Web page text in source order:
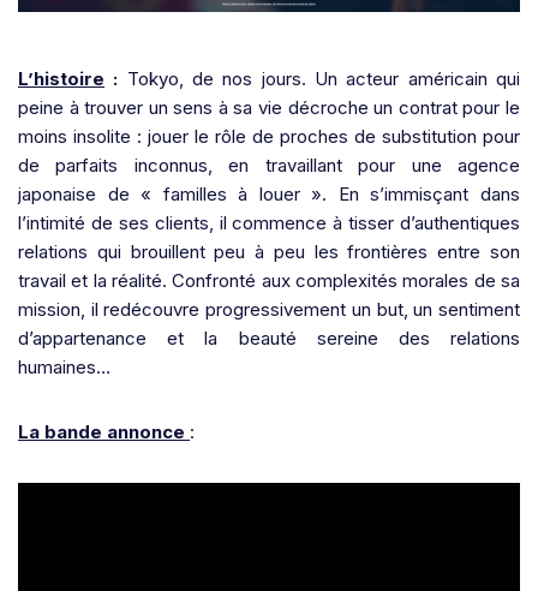
L’histoire : Tokyo, de nos jours. Un acteur américain qui
peine à trouver un sens à sa vie décroche un contrat pour le
moins insolite : jouer le rôle de proches de substitution pour
de parfaits inconnus, en travaillant pour une agence
japonaise de « familles à louer ». En s’immisçant dans
l’intimité de ses clients, il commence à tisser d’authentiques
relations qui brouillent peu à peu les frontières entre son
travail et la réalité. Confronté aux complexités morales de sa
mission, il redécouvre progressivement un but, un sentiment
d’appartenance et la beauté sereine des relations
humaines…
La bande annonce :